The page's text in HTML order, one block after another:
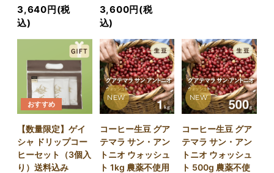
3,640円(税
込)
3,600円(税
込)
おすすめ
【数量限定】ゲイ
シャ ドリップコー
ヒーセット（3個入
り）送料込み
NEW
コーヒー生豆 グア
テマラ サン・アン
トニオ ウォッシュ
ト 1kg 農薬不使用
NEW
コーヒー生豆 グア
テマラ サン・アン
トニオ ウォッシュ
ト 500g 農薬不使